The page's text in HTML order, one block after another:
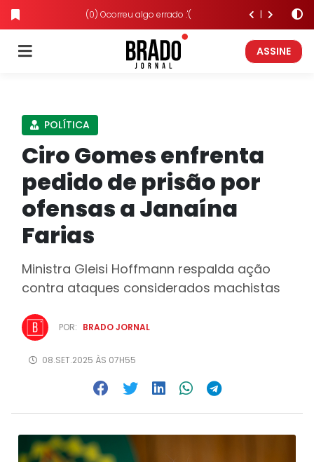
(0) Ocorreu algo errado :'(
ASSINE
POLÍTICA
Ciro Gomes enfrenta
pedido de prisão por
ofensas a Janaína
Farias
Ministra Gleisi Hoffmann respalda ação
contra ataques considerados machistas
POR: BRADO JORNAL
08.SET.2025 ÀS 07H55